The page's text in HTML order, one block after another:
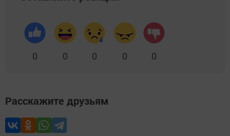
0 0 0 0 0
Расскажите друзьям